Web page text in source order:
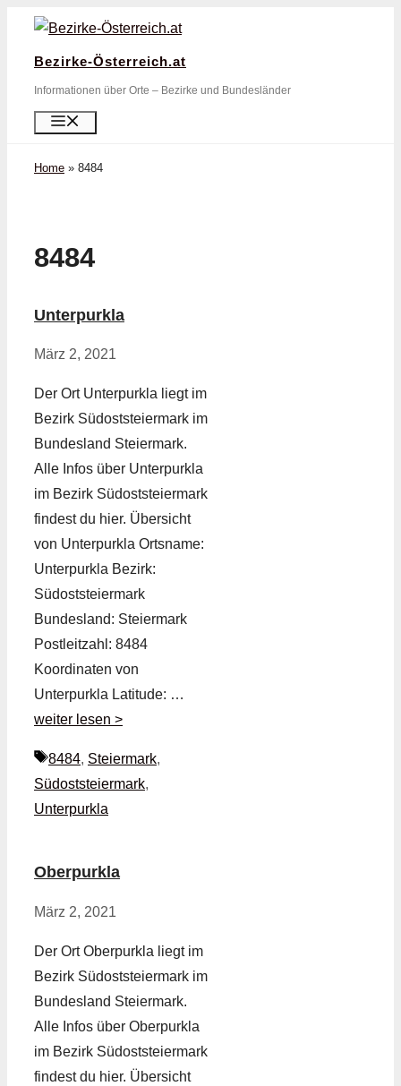
Zum
springen
Bezirke-Österreich.at
Informationen über Orte – Bezirke und Bundesländer
Home » 8484
8484
Unterpurkla
März 2, 2021
Der Ort Unterpurkla liegt im
Bezirk Südoststeiermark im
Bundesland Steiermark.
Alle Infos über Unterpurkla
im Bezirk Südoststeiermark
findest du hier. Übersicht
von Unterpurkla Ortsname:
Unterpurkla Bezirk:
Südoststeiermark
Bundesland: Steiermark
Postleitzahl: 8484
Koordinaten von
Unterpurkla Latitude: …
weiter lesen >
Schlagwörter
8484, Steiermark,
Südoststeiermark,
Unterpurkla
Oberpurkla
März 2, 2021
Der Ort Oberpurkla liegt im
Bezirk Südoststeiermark im
Bundesland Steiermark.
Alle Infos über Oberpurkla
im Bezirk Südoststeiermark
findest du hier. Übersicht